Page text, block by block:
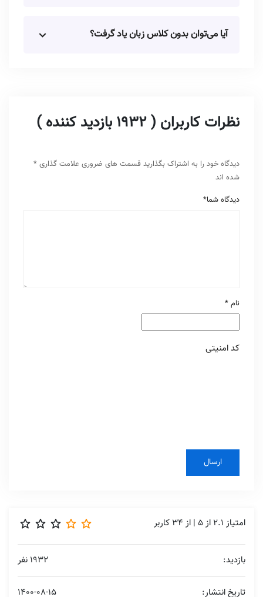
آیا می‌توان بدون کلاس زبان یاد گرفت؟
نظرات کاربران ( 1932 بازدید کننده )
دیدگاه خود را به اشتراک بگذارید قسمت های ضروری علامت گذاری *
شده اند
دیدگاه شما*
نام *
کد امنیتی
امتیاز 2.1 از5 | از 34 کاربر
بازدید: 1932 نفر
تاریخ انتشار: 1400-08-15